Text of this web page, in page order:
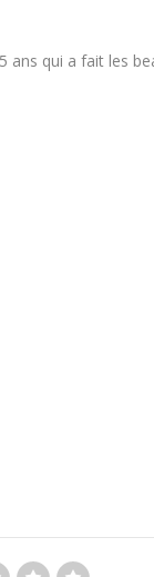
ans qui a fait les